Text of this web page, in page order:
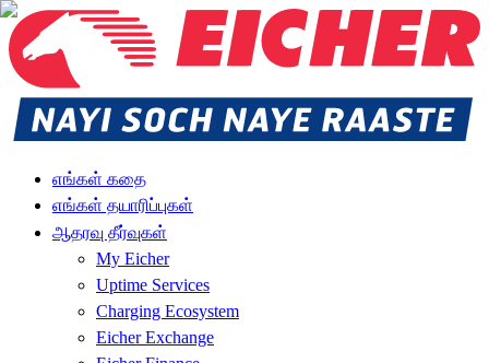
எங்கள் கதை
எங்கள் தயாரிப்புகள்
ஆதரவு தீர்வுகள்
My Eicher
Uptime Services
Charging Ecosystem
Eicher Exchange